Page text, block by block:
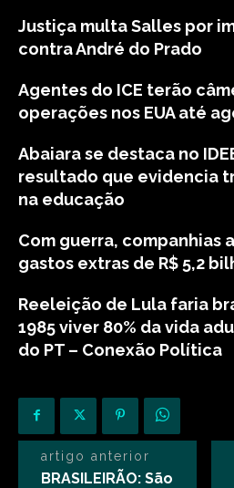
Justiça multa Salles por
contra André do Prado
Agentes do ICE terão
operações nos EUA até
Abaiara se destaca no
resultado que evidencia
na educação
Com guerra, companhias
gastos extras de R$ 5,2
Reeleição de Lula faria
1985 viver 80% da vida
do PT – Conexão Política
artigo anterior
BRASILEIRÃO: São